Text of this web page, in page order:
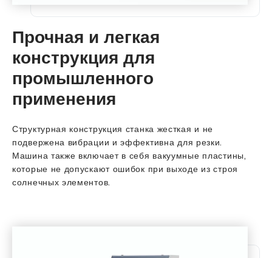
Прочная и легкая
конструкция для
промышленного
применения
Структурная конструкция станка жесткая и не
подвержена вибрации и эффективна для резки.
Машина также включает в себя вакуумные пластины,
которые не допускают ошибок при выходе из строя
солнечных элементов.